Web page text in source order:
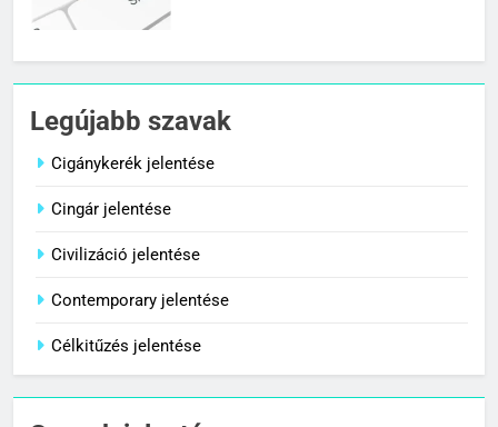
7
Céltudatos jelentése
C BETŰS SZAVAK JELENTÉSE
8
Centenárium jelentése
1
Cigánykerék jelentése
Legújabb szavak
Cigánykerék jelentése
Cingár jelentése
Civilizáció jelentése
Contemporary jelentése
Célkitűzés jelentése